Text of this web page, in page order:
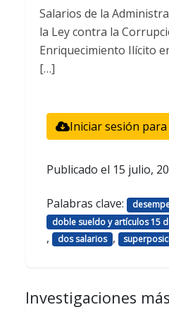
Salarios de la
la Ley contra la
Enriquecimiento Ilícito
[…]
Iniciar sesión
Publicado el 15 julio,
Palabras clave:
doble sueldo y artículos 15
, dos salarios ,
Investigaciones